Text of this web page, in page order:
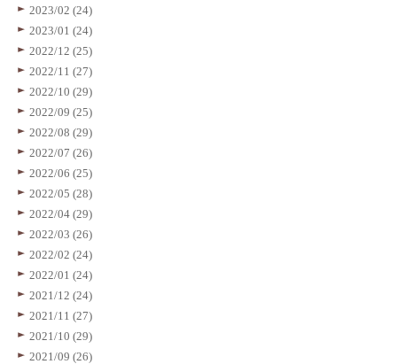
2023/02 (24)
2023/01 (24)
2022/12 (25)
2022/11 (27)
2022/10 (29)
2022/09 (25)
2022/08 (29)
2022/07 (26)
2022/06 (25)
2022/05 (28)
2022/04 (29)
2022/03 (26)
2022/02 (24)
2022/01 (24)
2021/12 (24)
2021/11 (27)
2021/10 (29)
2021/09 (26)